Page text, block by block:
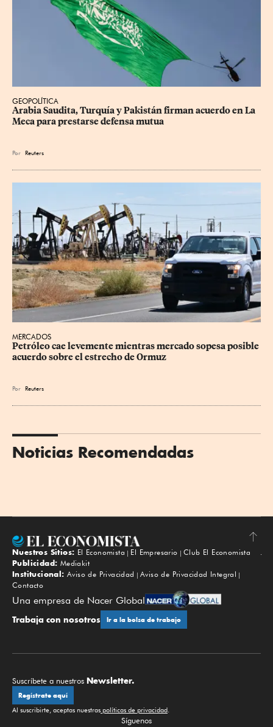
GEOPOLÍTICA
Arabia Saudita, Turquía y Pakistán firman acuerdo en La
Meca para prestarse defensa mutua
Por Reuters
MERCADOS
Petróleo cae levemente mientras mercado sopesa posible
acuerdo sobre el estrecho de Ormuz
Por Reuters
Noticias Recomendadas
Subir
Nuestros Sitios: El Economista El Empresario
Club El Economista
Publicidad: Mediakit
Institucional: Aviso de Privacidad
Aviso de Privacidad Integral
Contacto
Una empresa de Nacer Global
Trabaja con nosotros Ir a la bolsa de trabajo
Suscríbete a nuestros Newsletter.
Regístrate aquí
Al suscribirte, aceptas nuestras políticas de privacidad
Síguenos